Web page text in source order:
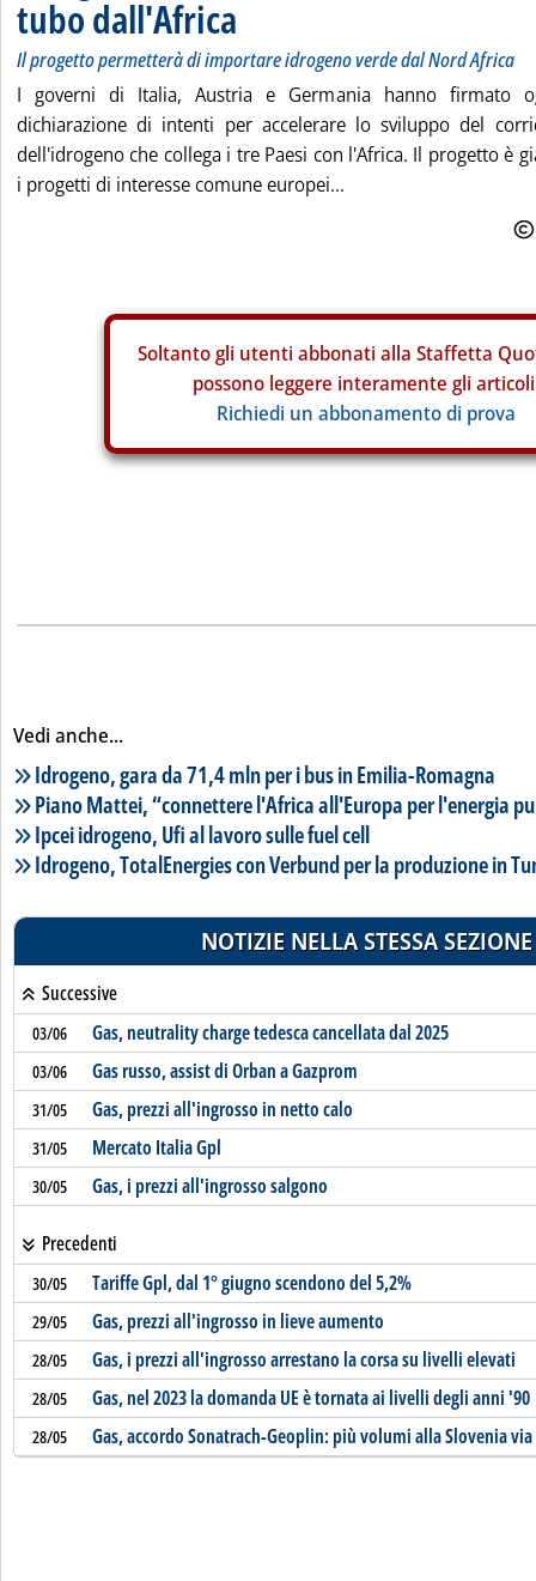
tubo dall'Africa
Il progetto permetterà di importare idrogeno verde dal Nord Africa
I governi di Italia, Austria e Germania hanno firmato
dichiarazione di intenti per accelerare lo sviluppo del
dell'idrogeno che collega i tre Paesi con l'Africa. Il progetto è
i progetti di interesse comune europei...
Soltanto gli utenti abbonati alla Staffetta
possono leggere interamente gli
Richiedi un abbonamento di prova
Vedi anche...
Lista notizie correlate
Idrogeno, gara da 71,4 mln per i bus in Emilia-Romagna
Piano Mattei, “connettere l'Africa all'Europa per l'energia
Ipcei idrogeno, Ufi al lavoro sulle fuel cell
Idrogeno, TotalEnergies con Verbund per la produzione in
NOTIZIE NELLA STESSA SEZIONE
Successive
03/06 Gas, neutrality charge tedesca cancellata dal 2025
03/06 Gas russo, assist di Orban a Gazprom
31/05 Gas, prezzi all'ingrosso in netto calo
31/05 Mercato Italia Gpl
30/05 Gas, i prezzi all'ingrosso salgono
Precedenti
30/05 Tariffe Gpl, dal 1° giugno scendono del 5,2%
29/05 Gas, prezzi all'ingrosso in lieve aumento
28/05 Gas, i prezzi all'ingrosso arrestano la corsa su livelli elevati
28/05 Gas, nel 2023 la domanda UE è tornata ai livelli degli anni '90
28/05 Gas, accordo Sonatrach-Geoplin: più volumi alla Slovenia